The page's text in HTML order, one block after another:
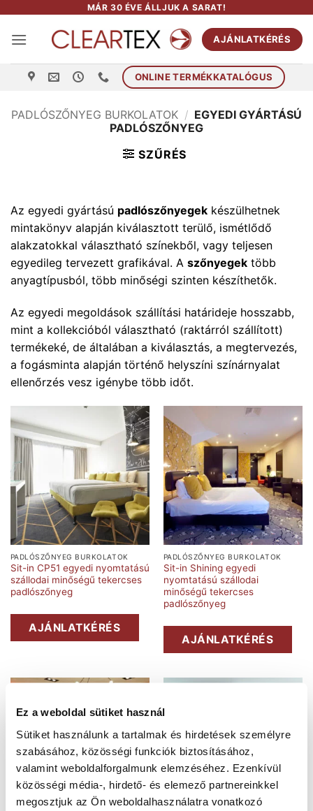
Ez a weboldal sütiket használ
Sütiket használunk a tartalmak és hirdetések személyre
szabásához, közösségi funkciók biztosításához,
valamint weboldalforgalmunk elemzéséhez. Ezenkívül
közösségi média-, hirdető- és elemező partnereinkkel
megosztjuk az Ön weboldalhasználatra vonatkozó
content
MÁR 30 ÉVE ÁLLJUK A SARAT!
AJÁNLATKÉRÉS
ONLINE TERMÉKKATALÓGUS
PADLÓSZŐNYEG BURKOLATOK / EGYEDI GYÁRTÁSÚ
PADLÓSZŐNYEG
SZŰRÉS
Az egyedi gyártású padlószőnyegek készülhetnek
mintakönyv alapján kiválasztott terülő, ismétlődő
alakzatokkal választható színekből, vagy teljesen
egyedileg tervezett grafikával. A szőnyegek több
anyagtípusból, több minőségi szinten készíthetők.
Az egyedi megoldások szállítási határideje hosszabb,
mint a kollekcióból választható (raktárról szállított)
termékeké, de általában a kiválasztás, a megtervezés,
a fogásminta alapján történő helyszíni színárnyalat
ellenőrzés vesz igénybe több időt.
PADLÓSZŐNYEG BURKOLATOK
Sit-in CP51 egyedi nyomtatású
szállodai minőségű tekercses
padlószőnyeg
AJÁNLATKÉRÉS
PADLÓSZŐNYEG BURKOLATOK
Sit-in Shining egyedi
nyomtatású szállodai
minőségű tekercses
padlószőnyeg
AJÁNLATKÉRÉS